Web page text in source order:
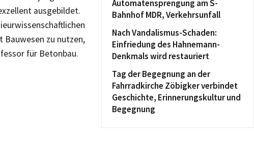
ausgebildet.
Bauwesen zu nutzen,
für Betonbau.
Automatensprengung am S-
Bahnhof MDR, Verkehrsunfall
Nach Vandalismus-Schaden:
Einfriedung des Hahnemann-
Denkmals wird restauriert
Tag der Begegnung an der
Fahrradkirche Zöbigker verbindet
Geschichte, Erinnerungskultur und
Begegnung